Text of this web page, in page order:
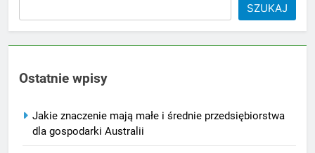
SZUKAJ
Ostatnie wpisy
Jakie znaczenie mają małe i średnie przedsiębiorstwa
dla gospodarki Australii